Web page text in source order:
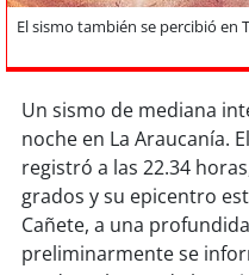
soyarica
soycalama
soy antofagasta
soycopiapó
El sismo también se percibió en
Un sismo de mediana
noche en La Araucanía.
registró a las 22.34
grados y su epicentro
Cañete, a una
preliminarmente se